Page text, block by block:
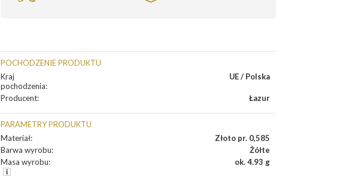
POCHODZENIE PRODUKTU
Kraj
pochodzenia:
UE / Polska
Producent: Łazur
PARAMETRY PRODUKTU
Materiał:
Złoto pr. 0,585
Barwa wyrobu:
Żółte
Masa wyrobu: ok. 4.93 g